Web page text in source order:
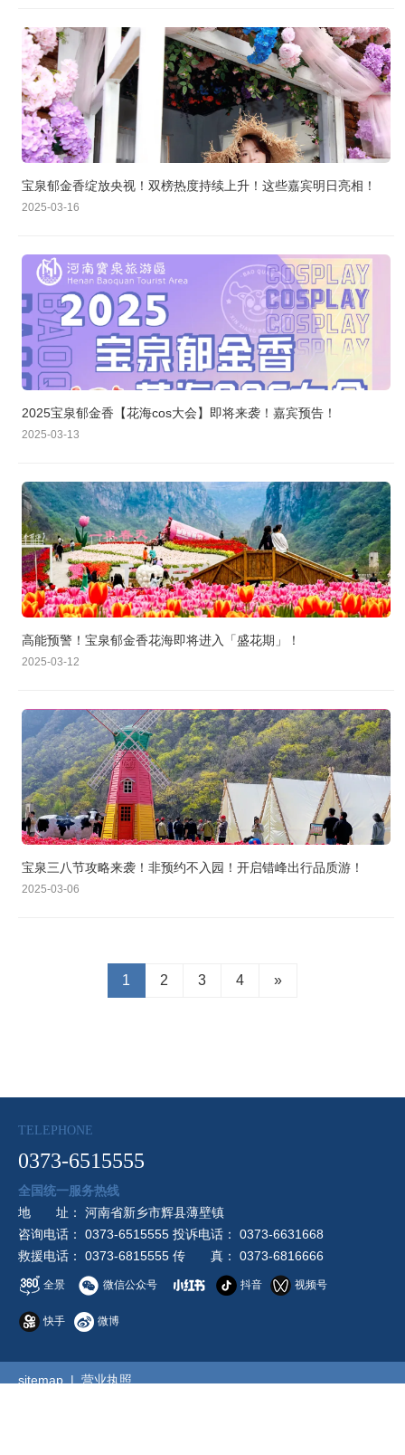
宝泉郁金香绽放央视！双榜热度持续上升！这些嘉宾明日亮相！
2025-03-16
2025宝泉郁金香【花海cos大会】即将来袭！嘉宾预告！
2025-03-13
高能预警！宝泉郁金香花海即将进入「盛花期」！
2025-03-12
宝泉三八节攻略来袭！非预约不入园！开启错峰出行品质游！
2025-03-06
1 2 3 4 »
TELEPHONE
0373-6515555
全国统一服务热线
地 址： 河南省新乡市辉县薄壁镇
咨询电话： 0373-6515555 投诉电话： 0373-6631668
救援电话： 0373-6815555 传 真： 0373-6816666
全景 微信公众号 抖音 视频号
快手 微博
sitemap | 营业执照